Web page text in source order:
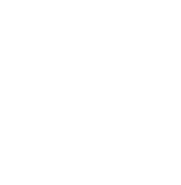
PARISIEN
automobiles jouent
délais s'allongent, les
options imposées
arrondissement,
existent à
est souvent renvoyé